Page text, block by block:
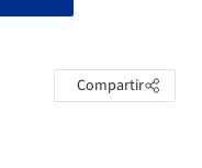
Compartir